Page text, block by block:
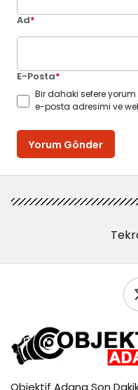
Ad*
E-Posta*
Bir dahaki sefere yorum
e-posta adresimi ve
Yorum Gönder
Objektif Adana Son